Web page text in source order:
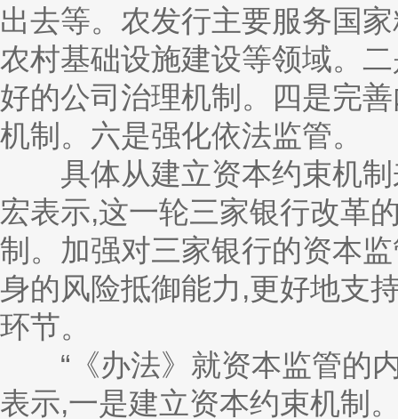
出去等。农发行主要服务国
农村基础设施建设等领域。
好的公司治理机制。四是完
机制。六是强化依法监管。
具体从建立资本约束机制
宏表示,这一轮三家银行改革
制。加强对三家银行的资本
身的风险抵御能力,更好地支
环节。
“《办法》就资本监管的内
表示,一是建立资本约束机制